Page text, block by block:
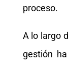
proceso.
A lo largo
gestión